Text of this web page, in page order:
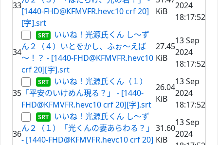
33
[1440-FHD@KFMVFR.hevc10 crf 20]
[字].srt
KiB
2024
18:17:52
34
いいね！光源氏くん し～ず
ん２（４）いとをかし、ふぉ～えば
～！？ - [1440-FHD@KFMVFR.hevc10
crf 20][字].srt
27.45
KiB
13 Sep
2024
18:17:52
35
いいね！光源氏くん（１）
「平安のいけめん現る？」 - [1440-
FHD@KFMVFR.hevc10 crf 20][字].srt
26.04
KiB
13 Sep
2024
18:17:52
36
いいね！光源氏くん し～ず
ん２（１）「光くんの妻あらわる？」
- [1440-FHD@KFMVFR.hevc10 crf 20]
31.60
KiB
13 Sep
2024